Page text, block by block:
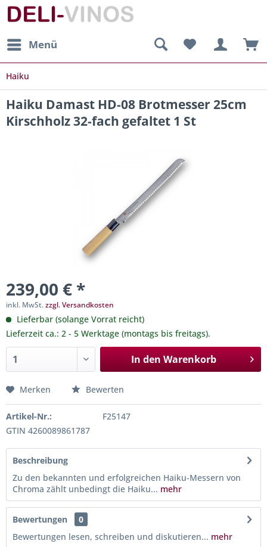
Menü
Haiku
Haiku Damast HD-08 Brotmesser 25cm
Kirschholz 32-fach gefaltet 1 St
239,00 € *
inkl. MwSt.zzgl. Versandkosten
Lieferbar (solange Vorrat reicht)
Lieferzeit ca.: 2 - 5 Werktage (montags bis freitags).
In den Warenkorb
Merken Bewerten
Artikel-Nr.:
F25147
GTIN 4260089861787
Beschreibung
Zu den bekannten und erfolgreichen Haiku-Messern von
Chroma zählt unbedingt die Haiku... mehr
Bewertungen
0
Bewertungen lesen, schreiben und diskutieren... mehr